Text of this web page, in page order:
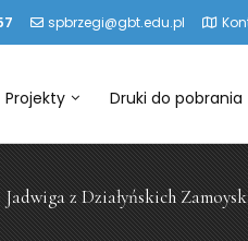
spbrzegi@gbt.edu.pl
Projekty Druki do pobrania
z Działyńskich